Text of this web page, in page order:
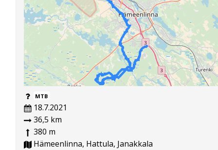
MTB
18.7.2021
36,5 km
380 m
Hämeenlinna, Hattula, Janakkala